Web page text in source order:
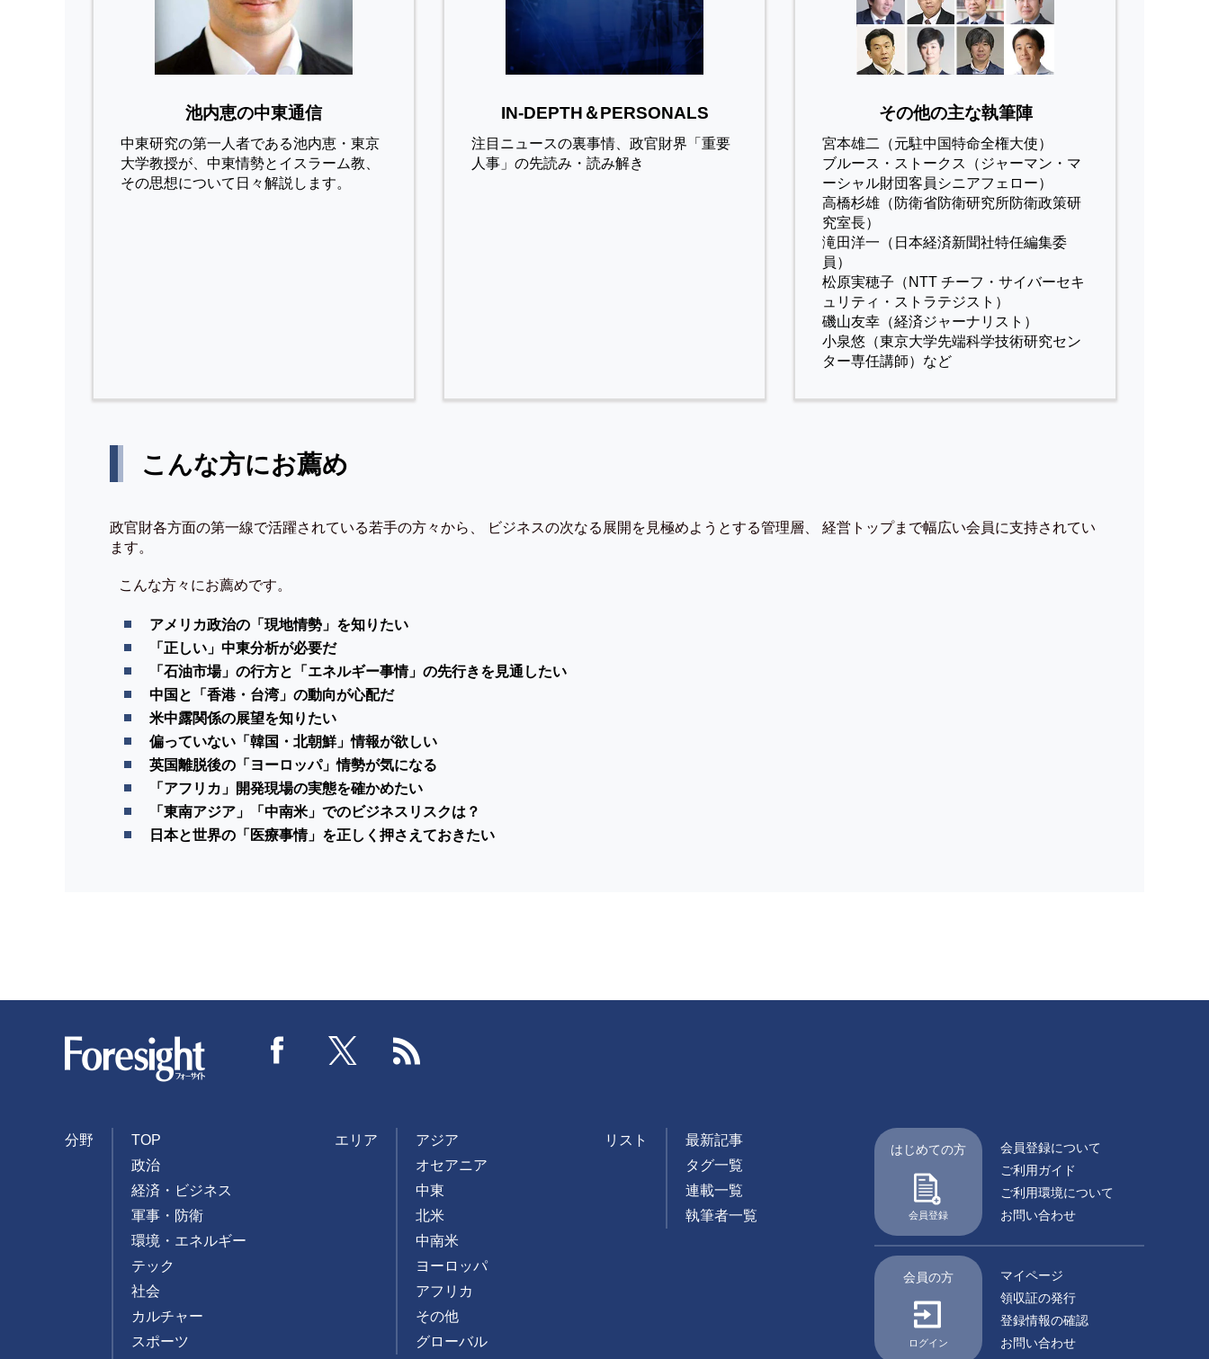
池内恵の中東通信
中東研究の第⼀⼈者である池内恵・東京
⼤学教授が、中東情勢とイスラーム教、
その思想について⽇々解説します。
IN-DEPTH＆PERSONALS
注目ニュースの裏事情、政官財界「重要
人事」の先読み・読み解き
その他の主な執筆陣
宮本雄二（元駐中国特命全権大使）
ブルース・ストークス（ジャーマン・マ
ーシャル財団客員シニアフェロー）
高橋杉雄（防衛省防衛研究所防衛政策研
究室長）
滝田洋一（日本経済新聞社特任編集委
員）
松原実穂子（NTT チーフ・サイバーセキ
ュリティ・ストラテジスト）
磯山友幸（経済ジャーナリスト）
小泉悠（東京大学先端科学技術研究セン
ター専任講師）など
こんな方にお薦め
政官財各方面の第一線で活躍されている若手の方々から、 ビジネスの次なる展開を見極めようとする管理層、 経営トップまで幅広い会員に支持されてい
ます。
こんな方々にお薦めです。
アメリカ政治の「現地情勢」を知りたい
「正しい」中東分析が必要だ
「石油市場」の行方と「エネルギー事情」の先行きを見通したい
中国と「香港・台湾」の動向が心配だ
米中露関係の展望を知りたい
偏っていない「韓国・北朝鮮」情報が欲しい
英国離脱後の「ヨーロッパ」情勢が気になる
「アフリカ」開発現場の実態を確かめたい
「東南アジア」「中南米」でのビジネスリスクは？
日本と世界の「医療事情」を正しく押さえておきたい
Facebook Twitter
分野
TOP
政治
経済・ビジネス
軍事・防衛
環境・エネルギー
テック
社会
カルチャー
スポーツ
エリア
アジア
オセアニア
中東
北米
中南米
ヨーロッパ
アフリカ
その他
グローバル
リスト
最新記事
タグ一覧
連載一覧
執筆者一覧
はじめての方
会員登録
会員登録について
ご利用ガイド
ご利用環境について
お問い合わせ
会員の方
ログイン
マイページ
領収証の発行
登録情報の確認
お問い合わせ